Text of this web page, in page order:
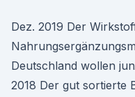
Dez. 2019 Der
Deutschland wollen
2018 Der gut sortierte